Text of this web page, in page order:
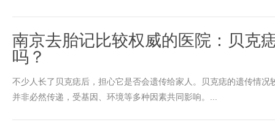
南京去胎记比较权威的医院：贝克
吗？
不少人长了贝克痣后，担心它是否会遗传给家人。贝克痣的遗传情况
并非必然传递，受基因、环境等多种因素共同影响。...